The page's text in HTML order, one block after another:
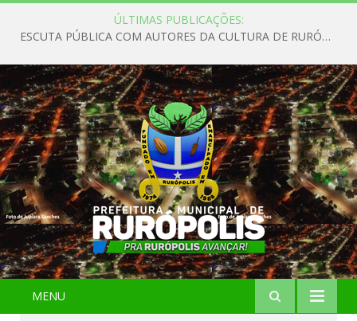
ÚLTIMAS PUBLICAÇÕES:
ESCUTA PÚBLICA COM AUTORES DA CULTURA DE RURÓPOLIS
MENU